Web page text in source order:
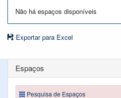
Não há espaços disponíveis
Exportar para Excel
Espaços
Pesquisa de Espaços